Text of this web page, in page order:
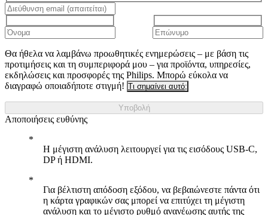
Θα ήθελα να λαμβάνω προωθητικές ενημερώσεις – με βάση τις
προτιμήσεις και τη συμπεριφορά μου – για προϊόντα, υπηρεσίες,
εκδηλώσεις και προσφορές της Philips. Μπορώ εύκολα να
διαγραφώ οποιαδήποτε στιγμή! Τι σημαίνει αυτό;
Υποβολή
Αποποιήσεις ευθύνης
Η μέγιστη ανάλυση λειτουργεί για τις εισόδους USB-C,
DP ή HDMI.
Για βέλτιστη απόδοση εξόδου, να βεβαιώνεστε πάντα ότι
η κάρτα γραφικών σας μπορεί να επιτύχει τη μέγιστη
ανάλυση και το μέγιστο ρυθμό ανανέωσης αυτής της